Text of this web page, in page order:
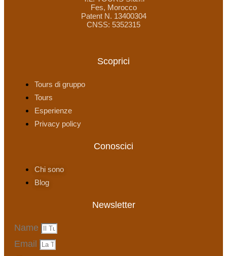
Fes, Morocco
Patent N. 13400304
CNSS: 5352315
Scoprici
Tours di gruppo
Tours
Esperienze
Privacy policy
Conoscici
Chi sono
Blog
Newsletter
Name
Email